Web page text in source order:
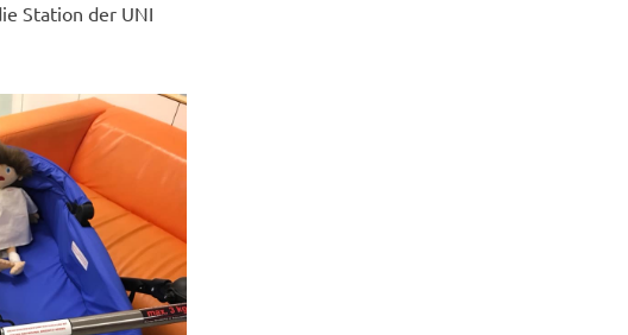
Station der UNI